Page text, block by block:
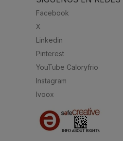
Facebook
X
Linkedin
Pinterest
YouTube Caloryfrio
Instagram
Ivoox